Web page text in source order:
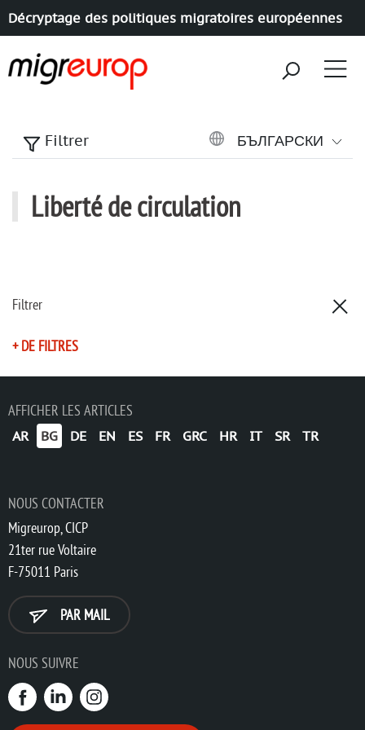
Décryptage des politiques migratoires européennes
Filtrer
+ DE FILTRES
Filtrer БЪЛГАРСКИ
Liberté de circulation
AFFICHER LES ARTICLES
AR BG DE EN ES FR GRC HR IT SR TR
NOUS CONTACTER
Migreurop, CICP
21ter rue Voltaire
F-75011 Paris
PAR MAIL
NOUS SUIVRE